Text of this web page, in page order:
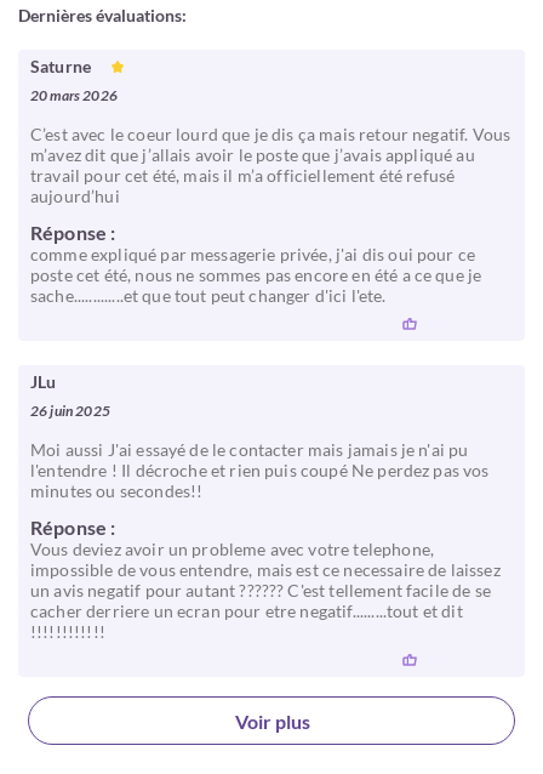
Dernières évaluations:
Saturne
20 mars 2026
C’est avec le coeur lourd que je dis ça mais retour negatif. Vous
m’avez dit que j’allais avoir le poste que j’avais appliqué au
travail pour cet été, mais il m’a officiellement été refusé
aujourd’hui
Réponse :
comme expliqué par messagerie privée, j'ai dis oui pour ce
poste cet été, nous ne sommes pas encore en été a ce que je
sache.............et que tout peut changer d'ici l'ete.
JLu
26 juin 2025
Moi aussi J'ai essayé de le contacter mais jamais je n'ai pu
l'entendre ! Il décroche et rien puis coupé Ne perdez pas vos
minutes ou secondes!!
Réponse :
Vous deviez avoir un probleme avec votre telephone,
impossible de vous entendre, mais est ce necessaire de laissez
un avis negatif pour autant ?????? C'est tellement facile de se
cacher derriere un ecran pour etre negatif.........tout et dit
!!!!!!!!!!!!
Voir plus